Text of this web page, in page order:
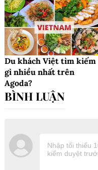
Du khách Việt tìm kiếm
gì nhiều nhất trên
Agoda?